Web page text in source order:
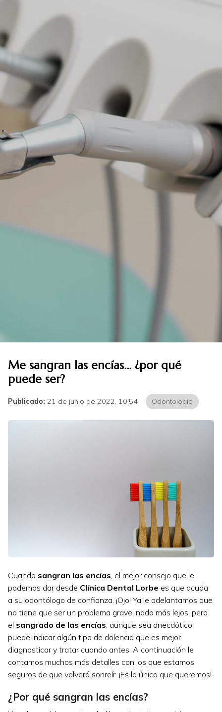
Me sangran las encías... ¿por qué
puede ser?
Publicado: 21 de junio de 2022, 10:54 Odontología
Cuando sangran las encías, el mejor consejo que le
podemos dar desde Clínica Dental Lorbe es que acuda
a su odontólogo de confianza. ¡Ojo! Ya le adelantamos que
no tiene que ser un problema grave, nada más lejos, pero
el sangrado de las encías, aunque sea anecdótico,
puede indicar algún tipo de dolencia que es mejor
diagnosticar y tratar cuando antes. A continuación le
contamos muchos más detalles con los que estamos
seguros de que volverá sonreír. ¡Es lo único que queremos!
¿Por qué sangran las encías?